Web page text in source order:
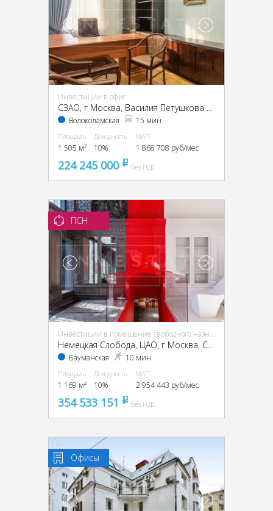
Инвестиции в офис
CЗАО, г Москва, Василия Петушкова ул., 27
Волоколамская 15 мин
Площадь
1 505 м²
Доходность
10%
МАП
1 868 708 руб/мес
224 245 000 pуббез НДС
ПСН
Инвестиции в помещение свободного назначения (ПСН)
Немецкая Слобода, ЦАО, г Москва, Спартаковская ул., 11, стр. 1
Бауманская 10 мин
Площадь
1 169 м²
Доходность
10%
МАП
2 954 443 руб/мес
354 533 151 pуббез НДС
Офисы